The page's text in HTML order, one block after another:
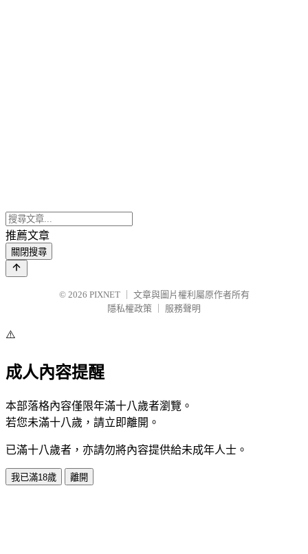
推薦文章
關閉搜尋
© 2026 PIXNET
文章與圖片權利屬原作者所有
隱私權政策
服務聲明
⚠️
成人內容提醒
本部落格內容僅限年滿十八歲者瀏覽。
若您未滿十八歲，請立即離開。
已滿十八歲者，亦請勿將內容提供給未成年人士。
我已滿18歲 離開